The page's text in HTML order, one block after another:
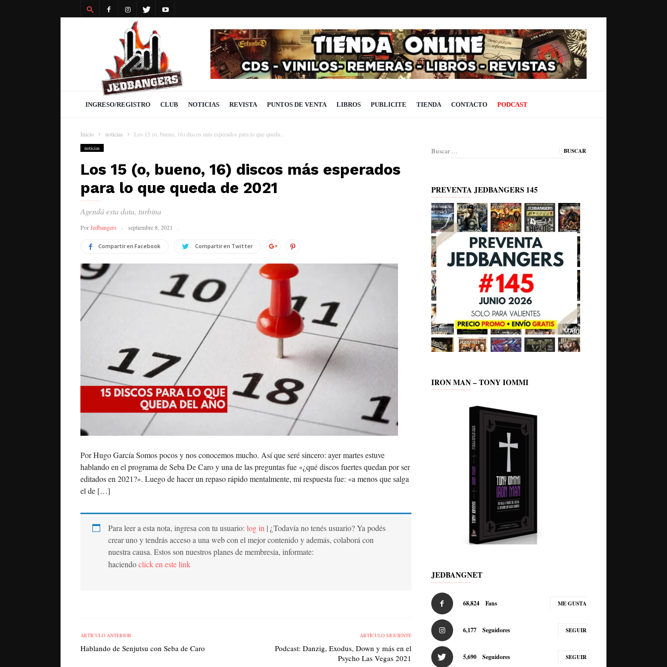
INGRESO/REGISTRO CLUB NOTICIAS REVISTA PUNTOS DE VENTA LIBROS PUBLICITE TIENDA CONTACTO PODCAST
Inicio noticias Los 15 (o, bueno, 16) discos más esperados para lo que queda...
noticias
Los 15 (o, bueno, 16) discos más esperados
para lo que queda de 2021
Agendá esta data, turbina
PorJedbangers septiembre 8, 2021
Compartir en Facebook Compartir en Twitter
Por Hugo García Somos pocos y nos conocemos mucho. Así que seré sincero: ayer martes estuve
hablando en el programa de Seba De Caro y una de las preguntas fue «¿qué discos fuertes quedan por ser
editados en 2021?». Luego de hacer un repaso rápido mentalmente, mi respuesta fue: «a menos que salga
el de […]
Para leer a esta nota, ingresa con tu usuario: log in | ¿Todavía no tenés usuario? Ya podés
crear uno y tendrás acceso a una web con el mejor contenido y además, colaborá con
nuestra causa. Estos son nuestros planes de membresía, informate:
haciendoclick en este link
ARTÍCULO ANTERIOR
Hablando de Senjutsu con Seba de Caro
ARTÍCULO SIGUIENTE
Podcast: Danzig, Exodus, Down y más en el
Psycho Las Vegas 2021
Buscar:
PREVENTA JEDBANGERS 145
IRON MAN – TONY IOMMI
JEDBANGNET
68,824 Fans ME GUSTA
6,177 Seguidores SEGUIR
5,690 Seguidores SEGUIR